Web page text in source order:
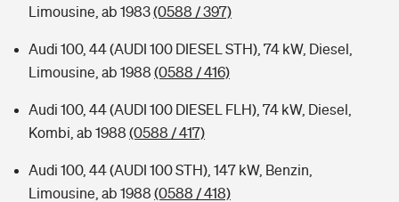
Limousine, ab 1983(0588 / 397)
Audi 100, 44 (AUDI 100 DIESEL STH), 74 kW, Diesel,
Limousine, ab 1988 (0588 / 416)
Audi 100, 44 (AUDI 100 DIESEL FLH), 74 kW, Diesel,
Kombi, ab 1988 (0588 / 417)
Audi 100, 44 (AUDI 100 STH), 147 kW, Benzin,
Limousine, ab 1988 (0588 / 418)